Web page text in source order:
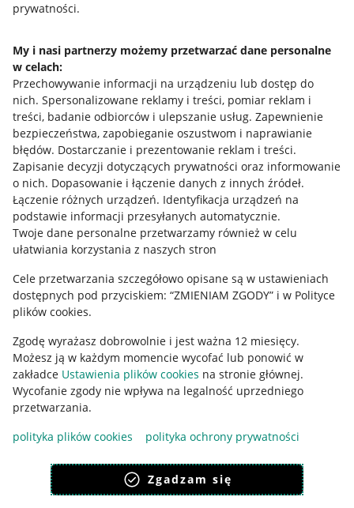
prywatności.
My i nasi partnerzy możemy przetwarzać dane personalne
w celach:
Przechowywanie informacji na urządzeniu lub dostęp do
nich. Spersonalizowane reklamy i treści, pomiar reklam i
treści, badanie odbiorców i ulepszanie usług. Zapewnienie
bezpieczeństwa, zapobieganie oszustwom i naprawianie
błędów. Dostarczanie i prezentowanie reklam i treści.
Zapisanie decyzji dotyczących prywatności oraz informowanie
o nich. Dopasowanie i łączenie danych z innych źródeł.
Łączenie różnych urządzeń. Identyfikacja urządzeń na
podstawie informacji przesyłanych automatycznie.
Twoje dane personalne przetwarzamy również w celu
ułatwiania korzystania z naszych stron
Cele przetwarzania szczegółowo opisane są w ustawieniach
dostępnych pod przyciskiem: “ZMIENIAM ZGODY” i w Polityce
plików cookies.
Zgodę wyrażasz dobrowolnie i jest ważna 12 miesięcy.
Możesz ją w każdym momencie wycofać lub ponowić w
zakładce Ustawienia plików cookies na stronie głównej.
Wycofanie zgody nie wpływa na legalność uprzedniego
przetwarzania.
polityka plików cookies
polityka ochrony prywatności
Zgadzam się
Regulamin
Polityka plików "cookies"
Ustawienia plików "cookies"
Udostępnianie lokalizacji
Informacje dla Aktu o Usługach Cyfrowych
Pobierz aplikację
Korzystanie z serwisu oznacza akceptacjęregulaminu.